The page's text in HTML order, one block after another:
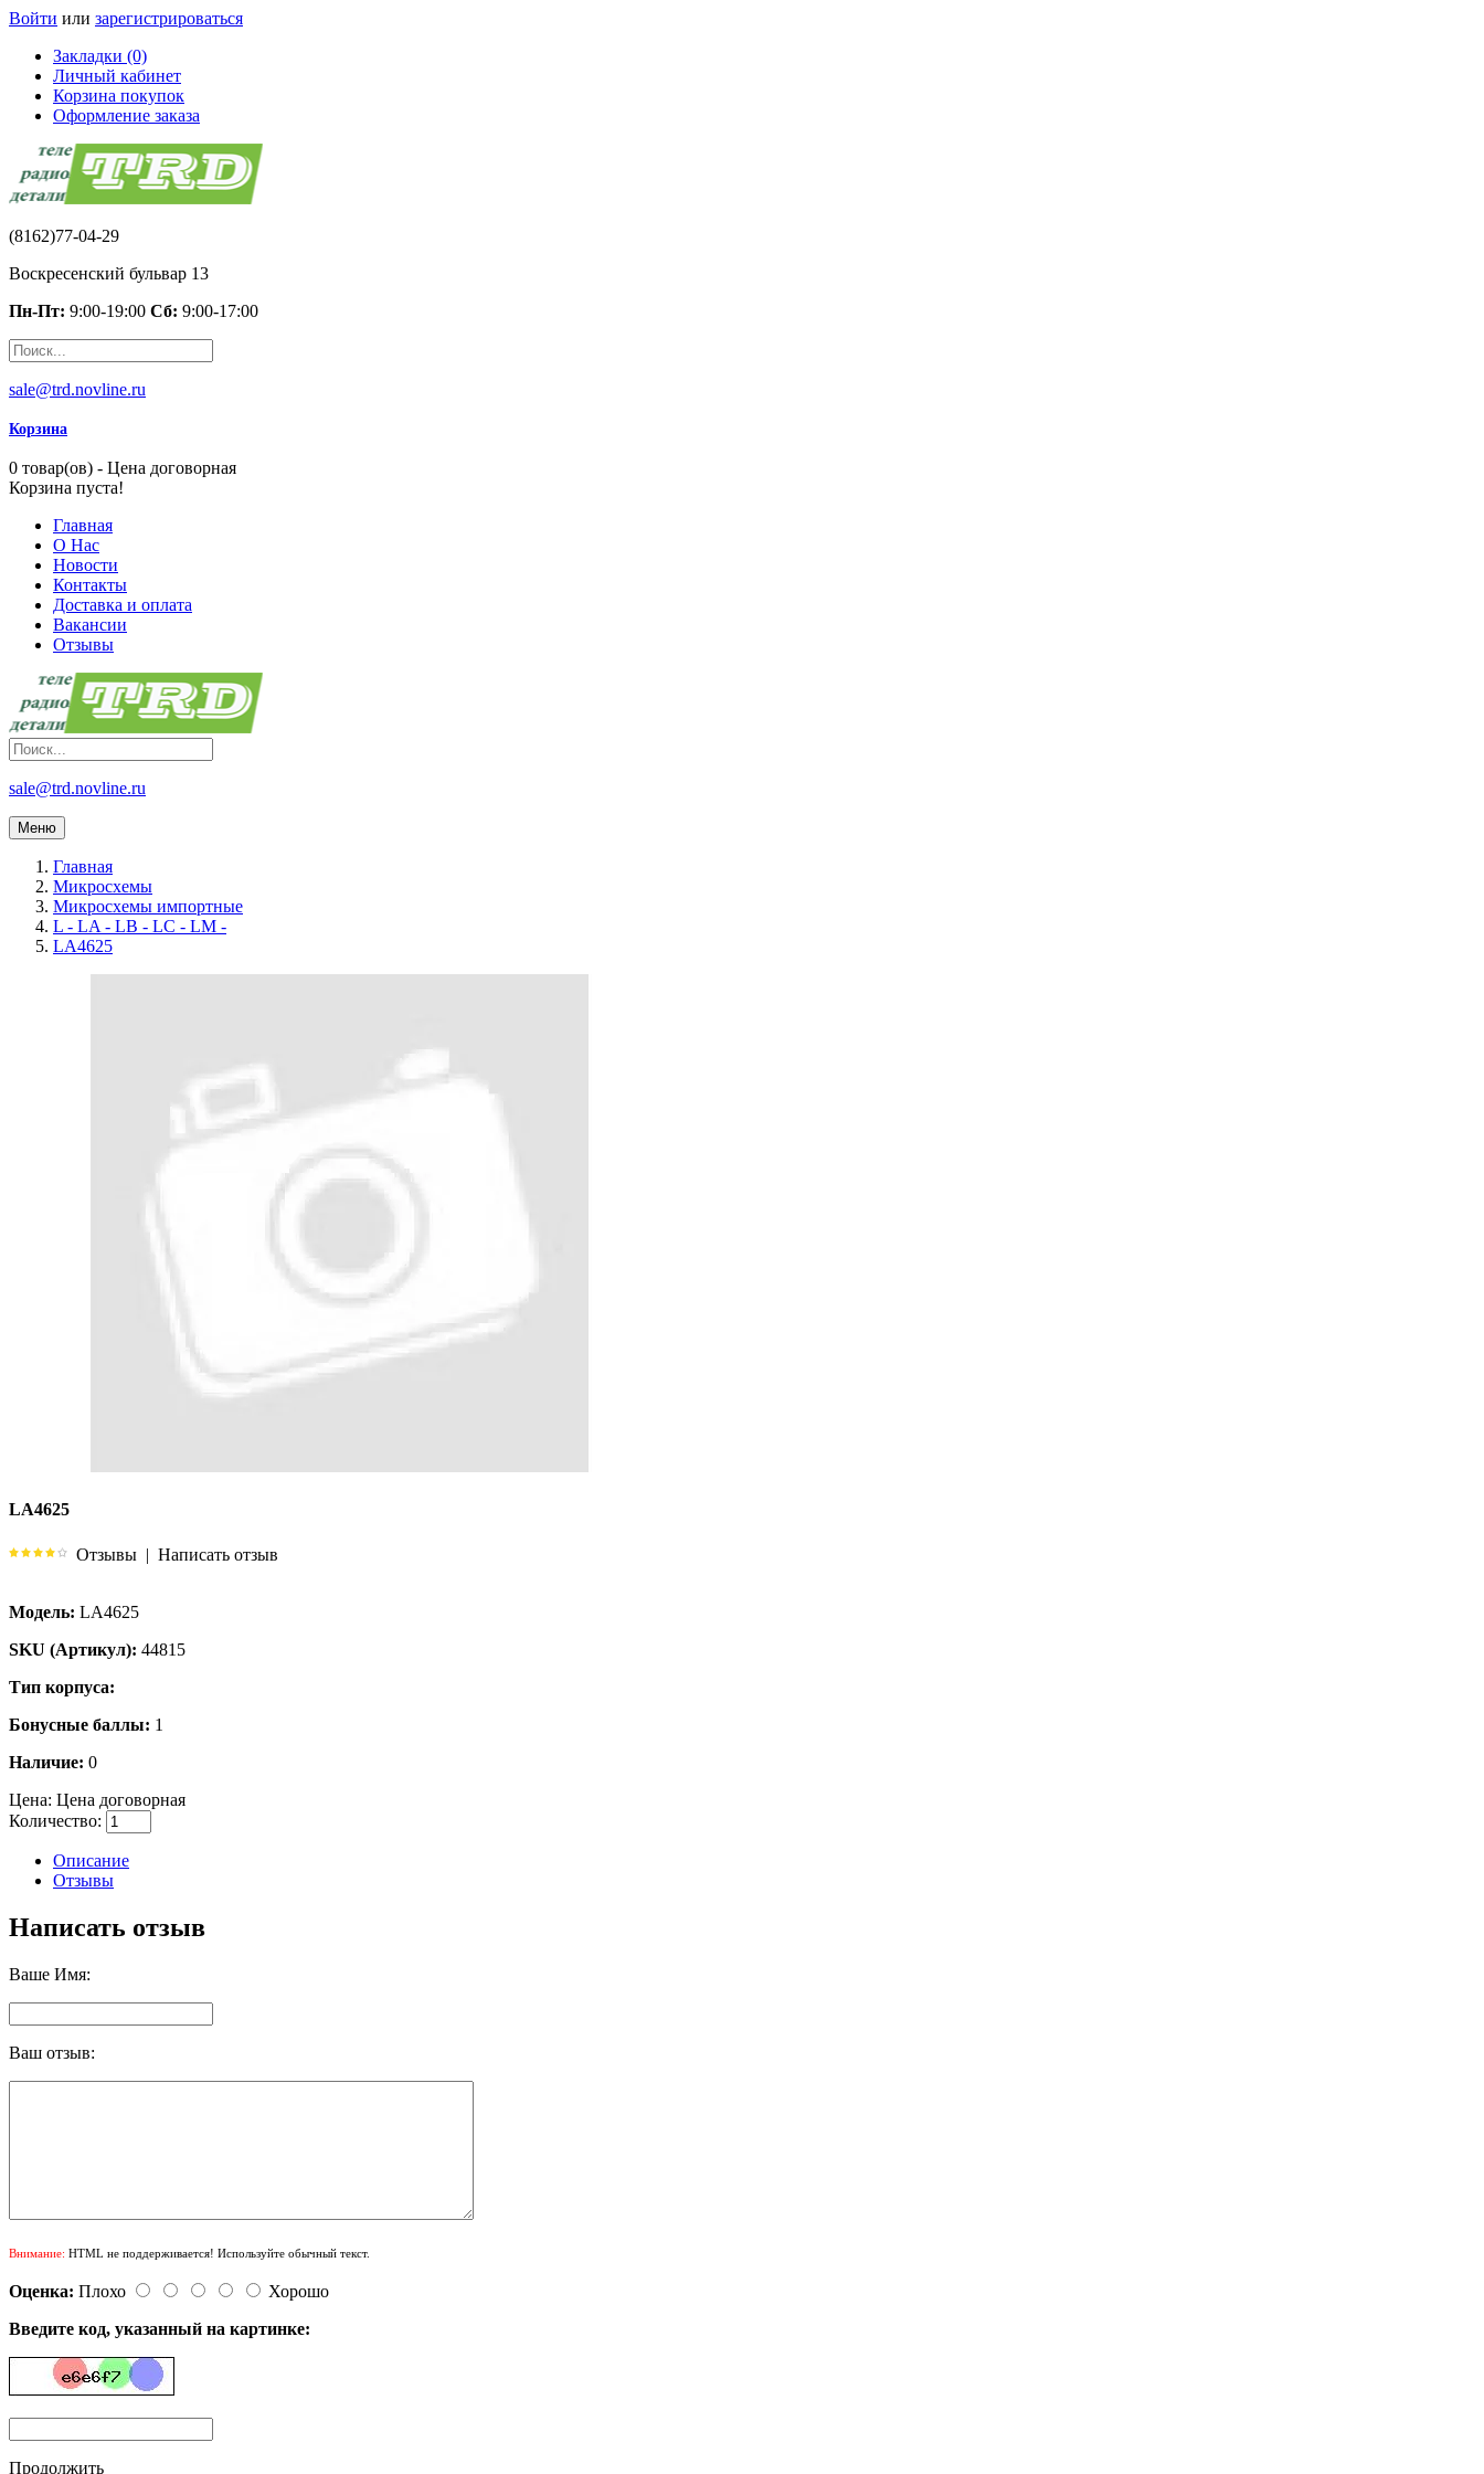
Войти или зарегистрироваться
Закладки (0)
Личный кабинет
Корзина покупок
Оформление заказа
(8162)77-04-29
Воскресенский бульвар 13
Пн-Пт: 9:00-19:00 Сб: 9:00-17:00
sale@trd.novline.ru
Корзина
0 товар(ов) - Цена договорная
Корзина пуста!
Главная
О Нас
Новости
Контакты
Доставка и оплата
Вакансии
Отзывы
sale@trd.novline.ru
Меню
Главная
Микросхемы
Микросхемы импортные
L - LA - LB - LC - LM -
LA4625
LA4625
Отзывы | Написать отзыв
Модель: LA4625
SKU (Артикул): 44815
Тип корпуса:
Бонусные баллы: 1
Наличие: 0
Цена: Цена договорная
Количество:
Описание
Отзывы
Написать отзыв
Ваше Имя:
Ваш отзыв:
Внимание: HTML не поддерживается! Используйте обычный текст.
Оценка: Плохо
Хорошо
Введите код, указанный на картинке:
Продолжить